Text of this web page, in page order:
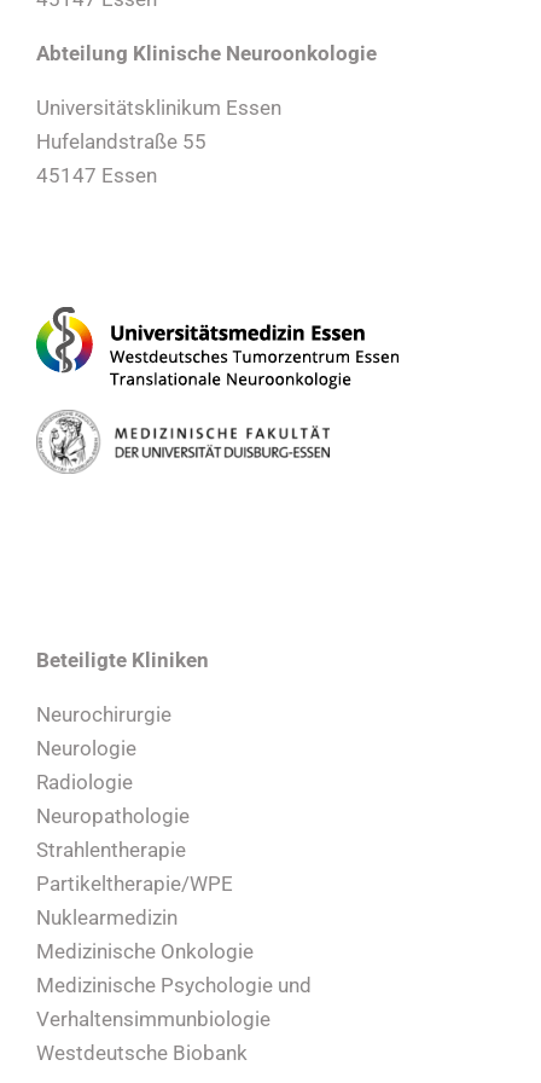
Abteilung Klinische Neuroonkologie
Universitätsklinikum Essen
Hufelandstraße 55
45147 Essen
Beteiligte Kliniken
Neurochirurgie
Neurologie
Radiologie
Neuropathologie
Strahlentherapie
Partikeltherapie/WPE
Nuklearmedizin
Medizinische Onkologie
Medizinische Psychologie und
Verhaltensimmunbiologie
Westdeutsche Biobank